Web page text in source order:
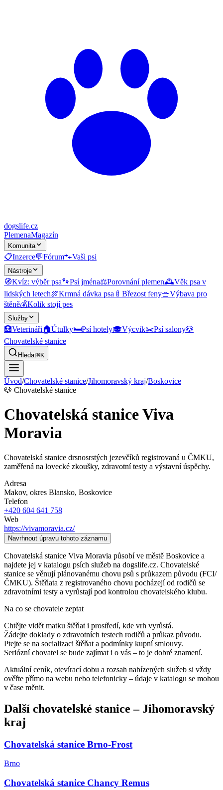
dogslife.cz
PlemenaMagazín
Komunita
📋Inzerce💬Fórum🐾Vaši psi
Nástroje
🧭Kvíz: výběr psa🐾Psí jména⚖️Porovnání plemen🕰️Věk psa v
lidských letech🍖Krmná dávka psa 🍼 Březost feny🧺Výbava pro
štěně💰Kolik stojí pes
Služby
🏥Veterináři🏠Útulky🛏️Psí hotely🎓Výcvik✂️Psí salony🐶
Chovatelské stanice
Hledat⌘K
Úvod/Chovatelské stanice/Jihomoravský kraj/Boskovice
🐶 Chovatelské stanice
Chovatelská stanice Viva
Moravia
Chovatelská stanice drsnosrstých jezevčíků registrovaná u ČMKU,
zaměřená na lovecké zkoušky, zdravotní testy a výstavní úspěchy.
Adresa
Makov, okres Blansko, Boskovice
Telefon
+420 604 641 758
Web
https://vivamoravia.cz/
Navrhnout úpravu tohoto záznamu
Chovatelská stanice Viva Moravia působí ve městě Boskovice a
najdete jej v katalogu psích služeb na dogslife.cz. Chovatelské
stanice se věnují plánovanému chovu psů s průkazem původu (FCI/
ČMKU). Štěňata z registrovaného chovu pocházejí od rodičů se
zdravotními testy a vyrůstají pod kontrolou chovatelského klubu.
Na co se chovatele zeptat
Chtějte vidět matku štěňat i prostředí, kde vrh vyrůstá.
Žádejte doklady o zdravotních testech rodičů a průkaz původu.
Ptejte se na socializaci štěňat a podmínky kupní smlouvy.
Seriózní chovatel se bude zajímat i o vás – to je dobré znamení.
Aktuální ceník, otevírací dobu a rozsah nabízených služeb si vždy
ověřte přímo na webu nebo telefonicky – údaje v katalogu se mohou
v čase měnit.
Další chovatelské stanice – Jihomoravský
kraj
Chovatelská stanice Brno-Frost
Brno
Chovatelská stanice Chancy Remus